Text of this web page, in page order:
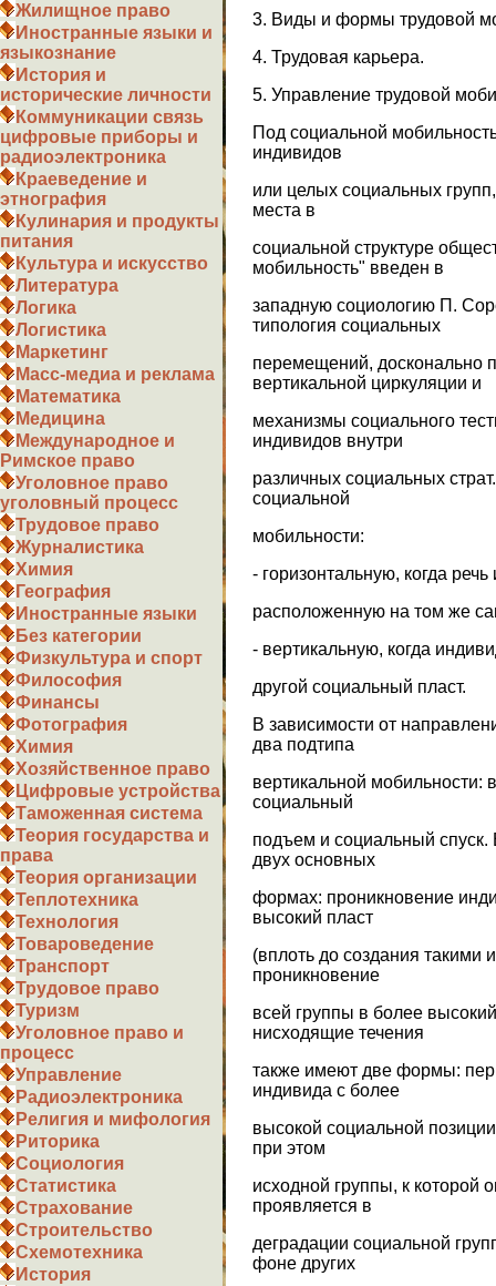
Жилищное право
Иностранные языки и
языкознание
История и
исторические личности
Коммуникации связь
цифровые приборы и
радиоэлектроника
Краеведение и
этнография
Кулинария и продукты
питания
Культура и искусство
Литература
Логика
Логистика
Маркетинг
Масс-медиа и реклама
Математика
Медицина
Международное и
Римское право
Уголовное право
уголовный процесс
Трудовое право
Журналистика
Химия
География
Иностранные языки
Без категории
Физкультура и спорт
Философия
Финансы
Фотография
Химия
Хозяйственное право
Цифровые устройства
Таможенная система
Теория государства и
права
Теория организации
Теплотехника
Технология
Товароведение
Транспорт
Трудовое право
Туризм
Уголовное право и
процесс
Управление
Радиоэлектроника
Религия и мифология
Риторика
Социология
Статистика
Страхование
Строительство
Схемотехника
История
3. Виды и формы трудовой
4. Трудовая карьера.
5. Управление трудовой
Под социальной
индивидов
или целых социальных
места в
социальной структуре
мобильность" введен в
западную социологию П.
типология социальных
перемещений, досконально
вертикальной циркуляции и
механизмы социального
индивидов внутри
различных социальных
социальной
мобильности:
- горизонтальную, когда
расположенную на том же
- вертикальную, когда
другой социальный пласт.
В зависимости от
два подтипа
вертикальной
социальный
подъем и социальный
двух основных
формах: проникновение
высокий пласт
(вплоть до создания такими
проникновение
всей группы в более
нисходящие течения
также имеют две формы:
индивида с более
высокой социальной
при этом
исходной группы, к которой
проявляется в
деградации социальной
фоне других